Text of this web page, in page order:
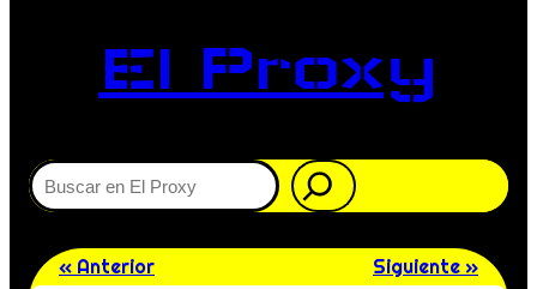
El Proxy
Buscar
« Anterior Siguiente »